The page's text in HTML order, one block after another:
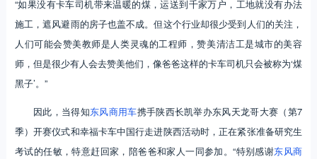
“如果没有卡车司机带来温暖的煤，运送到千家万户，工地就没有办法
施工，遮风避雨的房子也盖不成。但这个行业却很少受到人们的关注，
人们可能会赞美教师是人类灵魂的工程师，赞美清洁工是城市的美容
师，但是很少有人会去赞美他们，像爸爸这样的卡车司机只会被称为‘煤
黑子’。”
因此，当得知东风商用车携手陕西长凯举办东风天龙哥大赛（第7
季）开赛仪式和幸福卡车中国行走进陕西活动时，正在紧张准备研究生
考试的任敏，特意赶回家，陪爸爸和家人一同参加。“特别感谢东风商